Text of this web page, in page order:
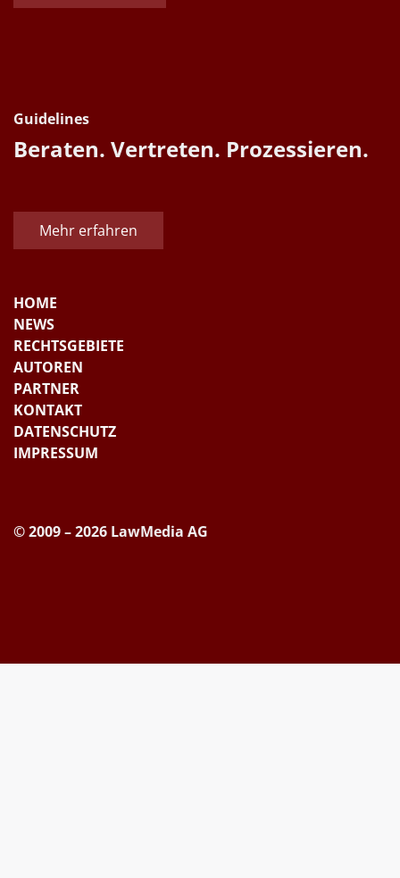
Guidelines
Beraten. Vertreten. Prozessieren.
Mehr erfahren
HOME
NEWS
RECHTSGEBIETE
AUTOREN
PARTNER
KONTAKT
DATENSCHUTZ
IMPRESSUM
© 2009 – 2026 LawMedia AG